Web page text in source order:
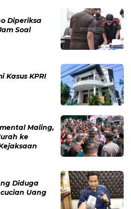
Diperiksa
Soal
Kasus KPRI
Maling,
ke
Diduga
Uang